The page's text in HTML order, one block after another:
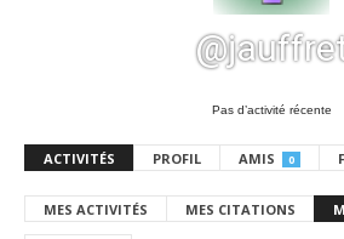
Pas d’activité récente
ACTIVITÉS PROFIL AMIS 0
MES ACTIVITÉS MES CITATIONS